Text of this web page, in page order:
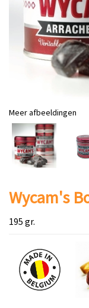
Meer afbeeldingen
Wycam's
195 gr.